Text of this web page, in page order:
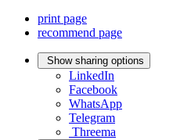
print page
recommend page
Show sharing options
LinkedIn
Facebook
WhatsApp
Telegram
Threema